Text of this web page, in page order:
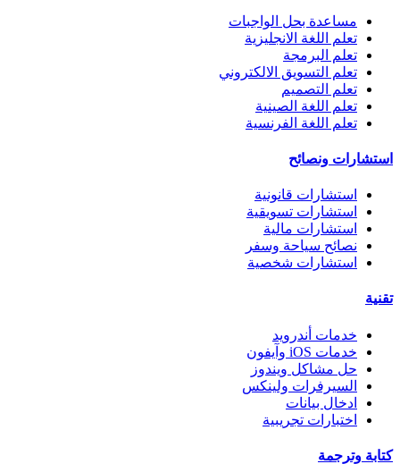
مساعدة بحل الواجبات
تعلم اللغة الانجليزية
تعلم البرمجة
تعلم التسويق الالكتروني
تعلم التصميم
تعلم اللغة الصينية
تعلم اللغة الفرنسية
استشارات ونصائح
استشارات قانونية
استشارات تسويقية
استشارات مالية
نصائح سياحة وسفر
استشارات شخصية
تقنية
خدمات أندرويد
خدمات iOS وآيفون
حل مشاكل ويندوز
السيرفرات ولينكس
ادخال بيانات
اختبارات تجريبية
كتابة وترجمة